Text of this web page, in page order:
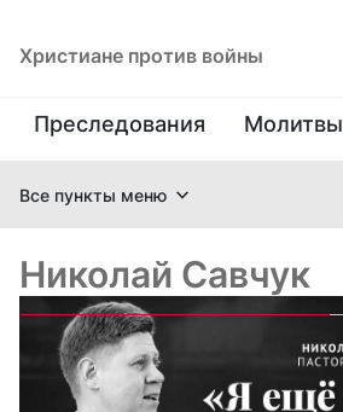
Христиане против войны
Преследования Молитвы
Все пункты меню
Николай Савчук